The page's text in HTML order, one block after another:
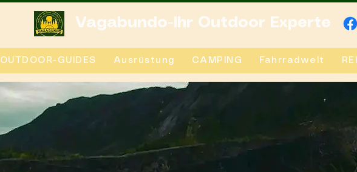
Vagabundo-Ihr Outdoor Experte
OUTDOOR-GUIDES Ausrüstung CAMPING Fahrradwelt